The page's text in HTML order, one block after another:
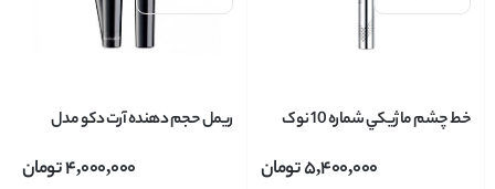
خط چشم ماژيکي شماره 10 نوک
HIGH INTENSITY PRECISION
5,400,000تومان
ريمل حجم دهنده آرت دکو مدل
4,000,000تومان